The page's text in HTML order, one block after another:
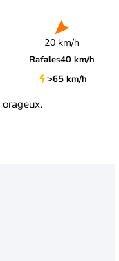
20 km/h
Rafales40 km/h
>65 km/h